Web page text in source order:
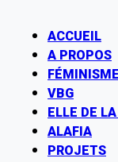
ACCUEIL
A PROPOS
FÉMINISME
VBG
ELLE DE
ALAFIA
PROJETS